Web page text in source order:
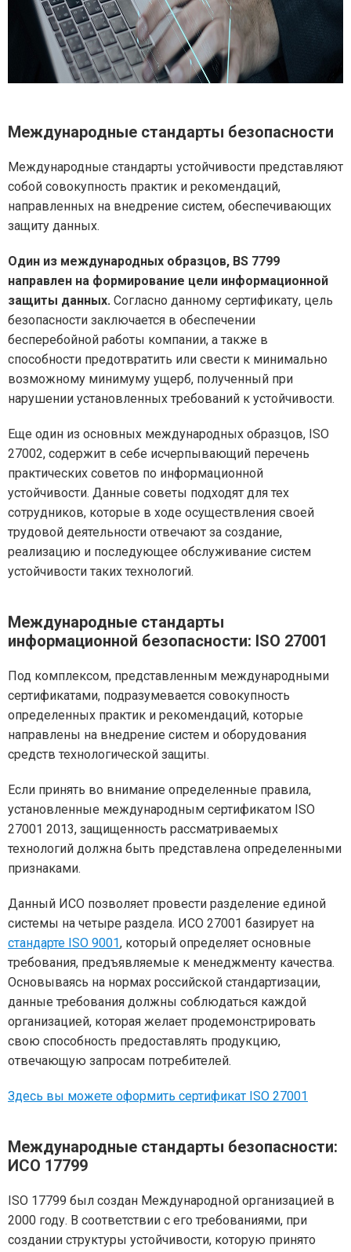
Международные стандарты безопасности
Международные стандарты устойчивости представляют
собой совокупность практик и рекомендаций,
направленных на внедрение систем, обеспечивающих
защиту данных.
Один из международных образцов, BS 7799
направлен на формирование цели информационной
защиты данных. Согласно данному сертификату, цель
безопасности заключается в обеспечении
бесперебойной работы компании, а также в
способности предотвратить или свести к минимально
возможному минимуму ущерб, полученный при
нарушении установленных требований к устойчивости.
Еще один из основных международных образцов, ISO
27002, содержит в себе исчерпывающий перечень
практических советов по информационной
устойчивости. Данные советы подходят для тех
сотрудников, которые в ходе осуществления своей
трудовой деятельности отвечают за создание,
реализацию и последующее обслуживание систем
устойчивости таких технологий.
Международные стандарты
информационной безопасности: ISO 27001
Под комплексом, представленным международными
сертификатами, подразумевается совокупность
определенных практик и рекомендаций, которые
направлены на внедрение систем и оборудования
средств технологической защиты.
Если принять во внимание определенные правила,
установленные международным сертификатом ISO
27001 2013, защищенность рассматриваемых
технологий должна быть представлена определенными
признаками.
Данный ИСО позволяет провести разделение единой
системы на четыре раздела. ИСО 27001 базирует на
стандарте ISO 9001, который определяет основные
требования, предъявляемые к менеджменту качества.
Основываясь на нормах российской стандартизации,
данные требования должны соблюдаться каждой
организацией, которая желает продемонстрировать
свою способность предоставлять продукцию,
отвечающую запросам потребителей.
Здесь вы можете оформить сертификат ISO 27001
Международные стандарты безопасности:
ИСО 17799
ISO 17799 был создан Международной организацией в
2000 году. В соответствии с его требованиями, при
создании структуры устойчивости, которую принято